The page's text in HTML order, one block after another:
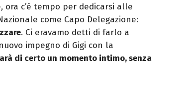
c’è tempo per dedicarsi alle
come Capo Delegazione:
. Ci eravamo detti di farlo a
impegno di Gigi con la
di certo un momento intimo, senza